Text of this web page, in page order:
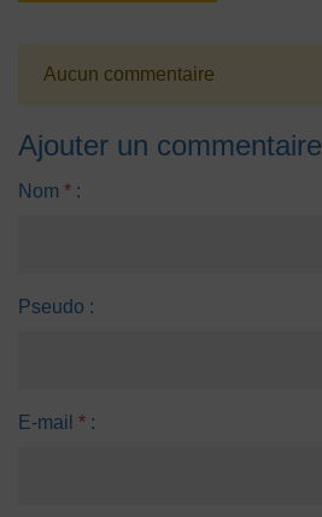
Aucun commentaire
Ajouter un commentaire
Nom * :
Pseudo :
E-mail * :